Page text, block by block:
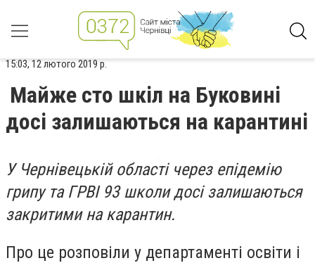
15:03, 12 лютого 2019 р.
Майже сто шкіл на Буковині
досі залишаються на карантині
У Чернівецькій області через епідемію
грипу та ГРВІ 93 школи досі залишаються
закритими на карантин.
Про це розповіли у департаменті освіти і